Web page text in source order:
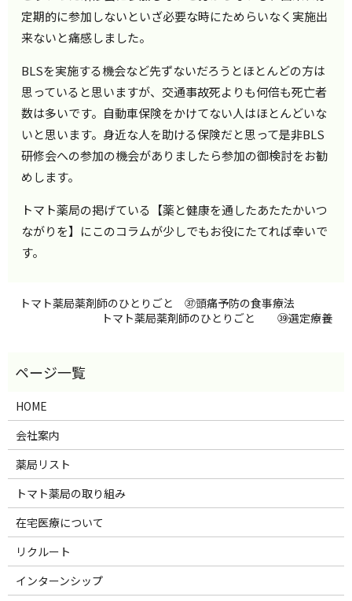
定期的に参加しないといざ必要な時にためらいなく実施出
来ないと痛感しました。
BLSを実施する機会など先ずないだろうとほとんどの方は
思っていると思いますが、交通事故死よりも何倍も死亡者
数は多いです。自動車保険をかけてない人はほとんどいな
いと思います。身近な人を助ける保険だと思って是非BLS
研修会への参加の機会がありましたら参加の御検討をお勧
めします。
トマト薬局の掲げている【薬と健康を通したあたたかいつ
ながりを】にこのコラムが少しでもお役にたてれば幸いで
す。
トマト薬局薬剤師のひとりごと ㊲頭痛予防の食事療法
トマト薬局薬剤師のひとりごと ㊴選定療養
HOME
会社案内
薬局リスト
トマト薬局の取り組み
在宅医療について
リクルート
インターンシップ